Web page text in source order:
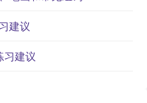
建议
习建议